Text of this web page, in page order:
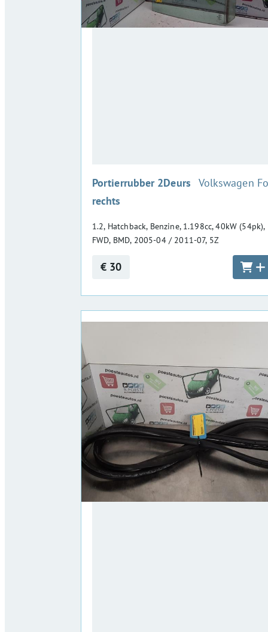
Portierrubber 2Deurs
rechts
:Volkswagen
1.2, Hatchback, Benzine, 1.198cc, 40kW (54pk),
FWD, BMD, 2005-04 / 2011-07, 5Z
€ 30